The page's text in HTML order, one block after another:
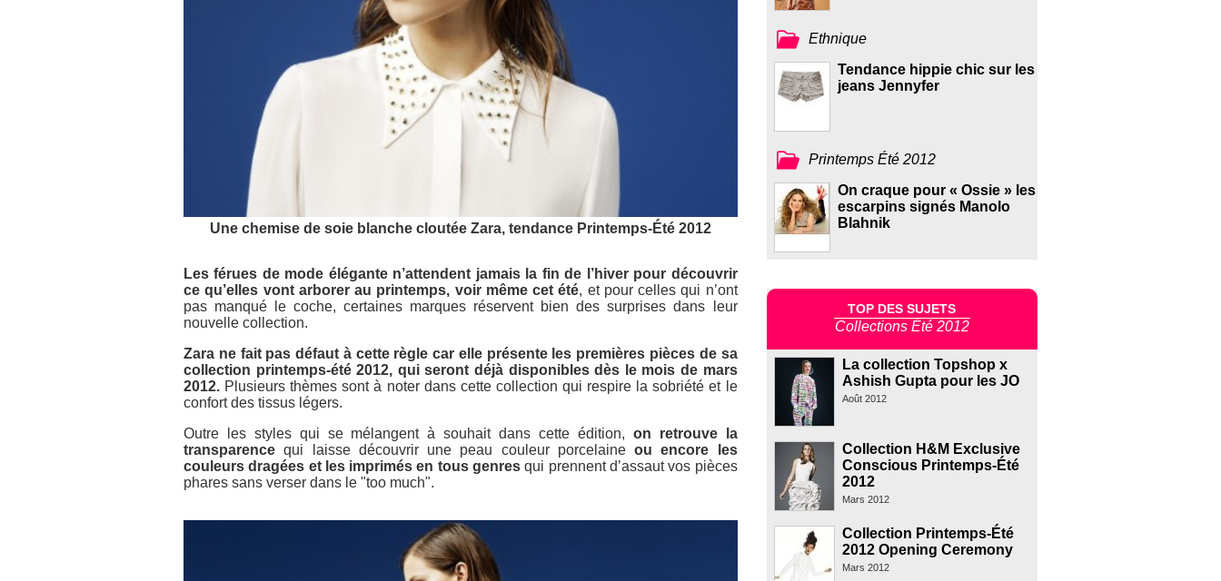
Une chemise de soie blanche cloutée Zara, tendance Printemps-Été 2012
Les férues de mode élégante n’attendent jamais la fin de l’hiver pour découvrir
ce qu’elles vont arborer au printemps, voir même cet été, et pour celles qui n’ont
pas manqué le coche, certaines marques réservent bien des surprises dans leur
nouvelle collection.
Zara ne fait pas défaut à cette règle car elle présente les premières pièces de sa
collection printemps-été 2012, qui seront déjà disponibles dès le mois de mars
2012. Plusieurs thèmes sont à noter dans cette collection qui respire la sobriété et le
confort des tissus légers.
Outre les styles qui se mélangent à souhait dans cette édition, on retrouve la
transparence qui laisse découvrir une peau couleur porcelaineou encore les
couleurs dragées et les imprimés en tous genres qui prennent d’assaut vos pièces
phares sans verser dans le "too much".
Ethnique
Tendance hippie chic sur les
jeans Jennyfer
Printemps Été 2012
On craque pour « Ossie » les
escarpins signés Manolo
Blahnik
TOP DES SUJETS
Collections Été 2012
La collection Topshop x
Ashish Gupta pour les JO
Août 2012
Collection H&M Exclusive
Conscious Printemps-Été
2012
Mars 2012
Collection Printemps-Été
2012 Opening Ceremony
Mars 2012